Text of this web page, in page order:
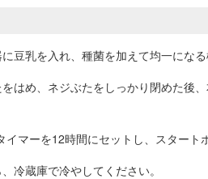
豆乳を入れ、種菌を加えて均一になる
はめ、ネジぶたをしっかり閉めた後
マーを12時間にセットし、スタート
冷蔵庫で冷やしてください。